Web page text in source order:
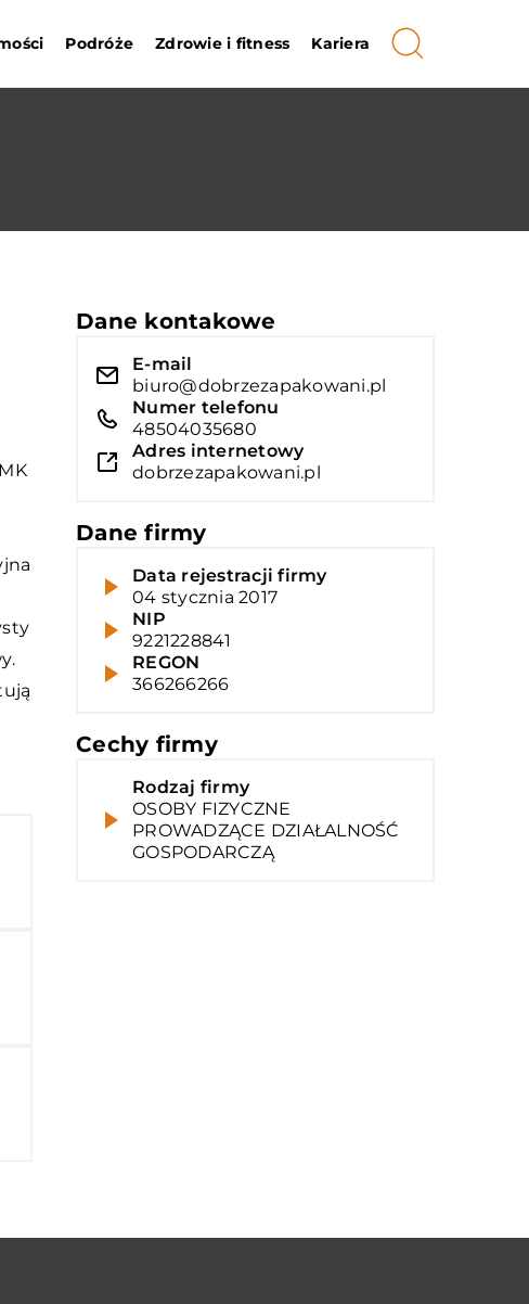
Podróże Zdrowie i fitness Kariera
Dane kontakowe
E-mail
biuro@dobrzezapakowani.pl
Numer telefonu
48504035680
Adres internetowy
dobrzezapakowani.pl
Dane firmy
Data rejestracji firmy
04 stycznia 2017
NIP
9221228841
REGON
366266266
Cechy firmy
Rodzaj firmy
OSOBY FIZYCZNE
PROWADZĄCE DZIAŁALNOŚĆ
GOSPODARCZĄ